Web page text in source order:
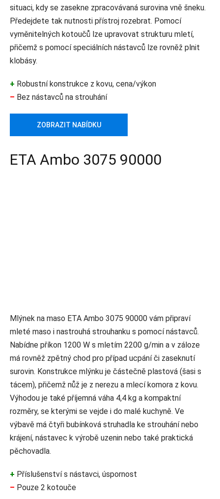
situaci, kdy se zasekne zpracovávaná surovina vně šneku.
Předejdete tak nutnosti přístroj rozebrat. Pomocí
vyměnitelných kotoučů lze upravovat strukturu mletí,
přičemž s pomocí speciálních nástavců lze rovněž plnit
klobásy.
+ Robustní konstrukce z kovu, cena/výkon
– Bez nástavců na strouhání
ZOBRAZIT NABÍDKU
ETA Ambo 3075 90000
Mlýnek na maso ETA Ambo 3075 90000 vám připraví
mleté maso i nastrouhá strouhanku s pomocí nástavců.
Nabídne příkon 1200 W s mletím 2200 g/min a v záloze
má rovněž zpětný chod pro případ ucpání či zaseknutí
surovin. Konstrukce mlýnku je částečně plastová (šasi s
tácem), přičemž nůž je z nerezu a mlecí komora z kovu.
Výhodou je také příjemná váha 4,4 kg a kompaktní
rozměry, se kterými se vejde i do malé kuchyně. Ve
výbavě má čtyři bubínková struhadla ke strouhání nebo
krájení, nástavec k výrobě uzenin nebo také praktická
pěchovadla.
+ Příslušenství s nástavci, úspornost
– Pouze 2 kotouče